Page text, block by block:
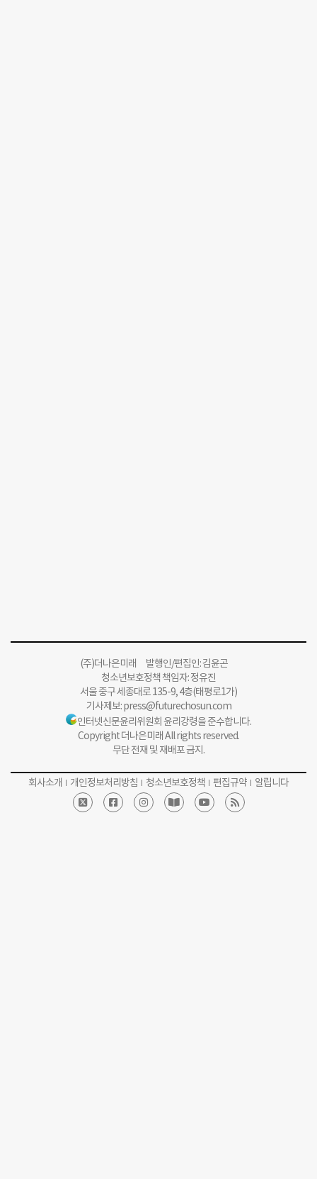
(주)더나은미래 발행인/편집인: 김윤곤
청소년보호정책 책임자: 정유진
서울 중구 세종대로 135-9, 4층(태평로1가)
기사제보:press@futurechosun.com
인터넷신문윤리위원회 윤리강령을 준수합니다.
Copyright 더나은미래 All rights reserved.
무단 전재 및 재배포 금지.
회사소개 개인정보처리방침 청소년보호정책 편집규약 알립니다